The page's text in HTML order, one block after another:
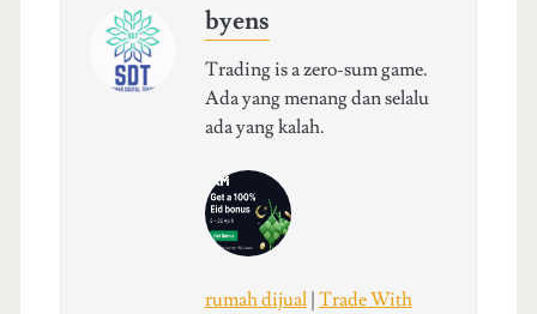
byens
Trading is a zero-sum game.
Ada yang menang dan selalu
ada yang kalah.
rumah dijual| Trade With